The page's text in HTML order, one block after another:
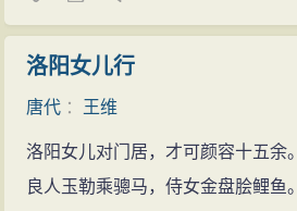
洛阳女儿行
唐代 ： 王维
洛阳女儿对门居，才可颜容十五余。
良人玉勒乘骢马，侍女金盘脍鲤鱼。